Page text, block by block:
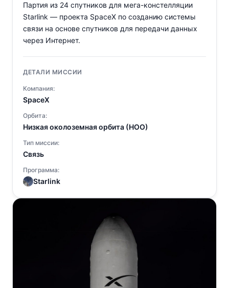
Партия из 24 спутников для мега-констелляции
Starlink — проекта SpaceX по созданию системы
связи на основе спутников для передачи данных
через Интернет.
ДЕТАЛИ МИССИИ
Компания:
SpaceX
Орбита:
Низкая околоземная орбита (НОО)
Тип миссии:
Связь
Программа:
Starlink